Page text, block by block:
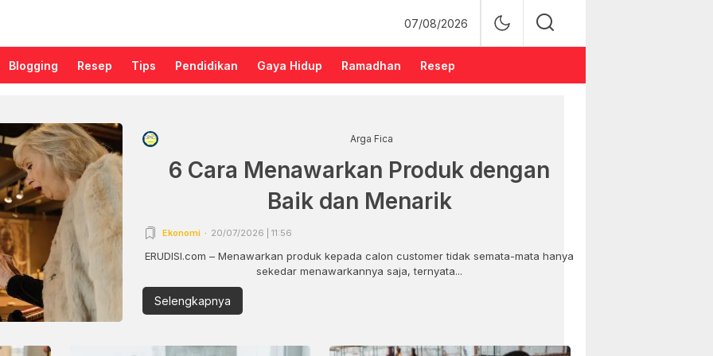
07/08/2026
Blogging Resep Tips Pendidikan Gaya Hidup Ramadhan Resep
Arga Fica
6 Cara Menawarkan Produk dengan
Baik dan Menarik
Ekonomi 20/07/2026 | 11:56
ERUDISI.com – Menawarkan produk kepada calon customer tidak semata-mata hanya
sekedar menawarkannya saja, ternyata...
Selengkapnya